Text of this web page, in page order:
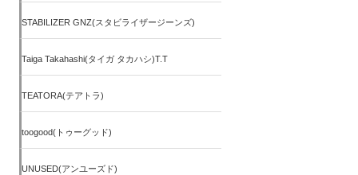
STABILIZER GNZ(スタビライザージーンズ)
Taiga Takahashi(タイガ タカハシ)T.T
TEATORA(テアトラ)
toogood(トゥーグッド)
UNUSED(アンユーズド)